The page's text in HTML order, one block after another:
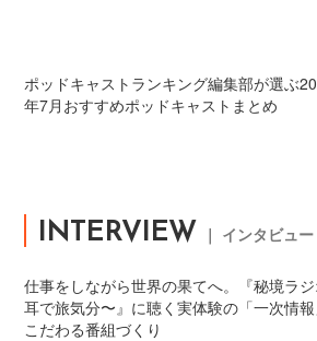
ポッドキャストランキング編集部が選ぶ
年7月おすすめポッドキャストまとめ
INTERVIEW ｜ インタビュー
仕事をしながら世界の果てへ。『秘境ラ
耳で旅気分〜』に聴く実体験の「一次情報
こだわる番組づくり